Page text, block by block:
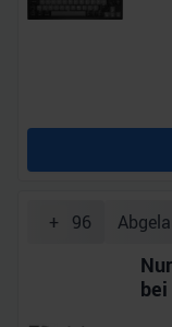
+ 96
bei